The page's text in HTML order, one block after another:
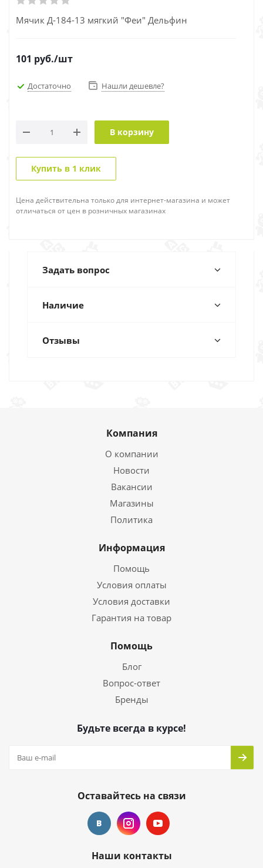
Мячик Д-184-13 мягкий "Феи" Дельфин
101 руб./шт
Достаточно Нашли дешевле?
В корзину
Купить в 1 клик
Цена действительна только для интернет-магазина и может
отличаться от цен в розничных магазинах
Задать вопрос
Наличие
Отзывы
Компания
О компании
Новости
Вакансии
Магазины
Политика
Информация
Помощь
Условия оплаты
Условия доставки
Гарантия на товар
Помощь
Блог
Вопрос-ответ
Бренды
Будьте всегда в курсе!
Оставайтесь на связи
Наши контакты